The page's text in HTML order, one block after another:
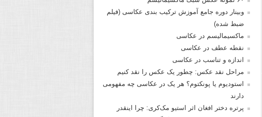
وبینار دوره جامع آموزش ترکیب بندی عکاسی (فیلم
ضبط شده)
ماکسیمالیسم در عکاسی
نقطه عطف در عکاسی
اندازه و تناسب در عکاسی
مراحل نقد عکس: چطور یک عکس را نقد کنیم
استودیوم یا پونکتوم؟ هر یک در عکاسی چه مفهومی
دارند
پرتره دختر افغان اثر استیو مک‌کری: چرا اینقدر